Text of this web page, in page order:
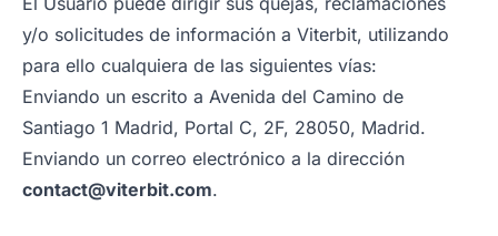
y/o solicitudes de información a Viterbit, utilizando
para ello cualquiera de las siguientes vías:
Enviando un escrito a Avenida del Camino de
Santiago 1 Madrid, Portal C, 2F, 28050, Madrid.
Enviando un correo electrónico a la dirección
contact@viterbit.com.